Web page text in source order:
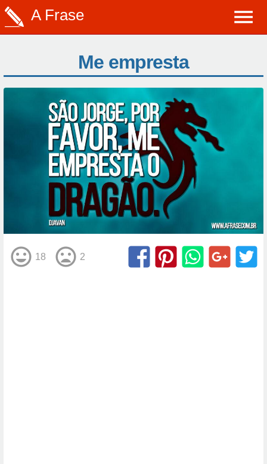
A Frase
Me empresta
18 2